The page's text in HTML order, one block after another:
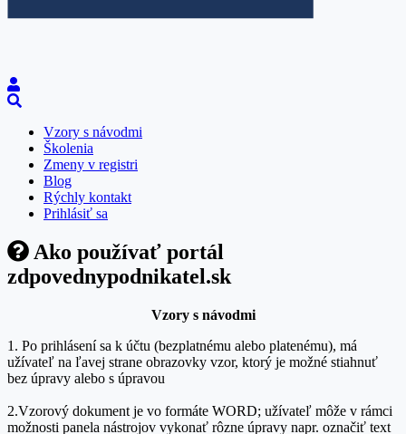
Vzory s návodmi
Školenia
Zmeny v registri
Blog
Rýchly kontakt
Prihlásiť sa
Ako používať portál
zdpovednypodnikatel.sk
Vzory s návodmi
1. Po prihlásení sa k účtu (bezplatnému alebo platenému), má
užívateľ na ľavej strane obrazovky vzor, ktorý je možné stiahnuť
bez úpravy alebo s úpravou
2.Vzorový dokument je vo formáte WORD; užívateľ môže v rámci
možnosti panela nástrojov vykonať rôzne úpravy napr. označiť text